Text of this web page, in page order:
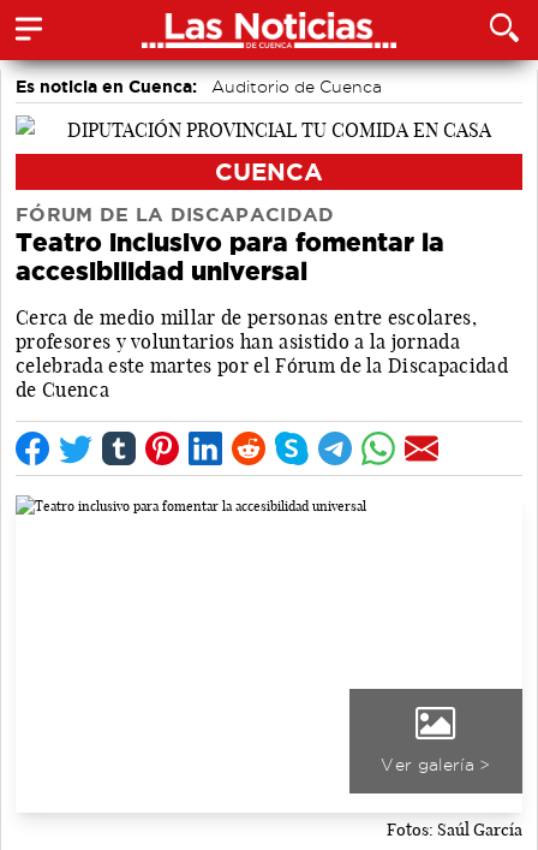
Es noticia en Cuenca: Auditorio de Cuenca
CUENCA
FÓRUM DE LA DISCAPACIDAD
Teatro inclusivo para fomentar la
accesibilidad universal
Cerca de medio millar de personas entre escolares,
profesores y voluntarios han asistido a la jornada
celebrada este martes por el Fórum de la Discapacidad
de Cuenca
Ver galería >
Fotos: Saúl García